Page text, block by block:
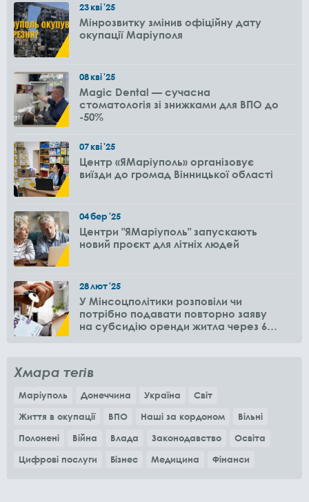
23кві'25
Мінрозвитку змінив офіційну дату
окупації Маріуполя
08кві'25
Magic Dental — сучасна
стоматологія зі знижками для ВПО до
-50%
07кві'25
Центр «ЯМаріуполь» організовує
виїзди до громад Вінницької області
04бер'25
Центри "ЯМаріуполь" запускають
новий проєкт для літніх людей
28лют'25
У Мінсоцполітики розповіли чи
потрібно подавати повторно заяву
на субсидію оренди житла через 6
Хмара тегів
Маріуполь Донеччина Україна
Світ
Життя в окупації
ВПО Наші за кордоном
Вільні
Полонені
Війна Влада Законодавство
Освіта
Цифрові послуги
Бізнес Медицина Фінанси